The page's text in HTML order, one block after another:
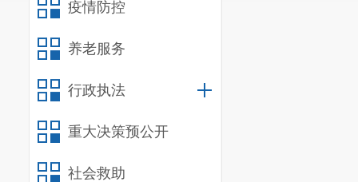
疫情防控
养老服务
行政执法
重大决策预公开
社会救助